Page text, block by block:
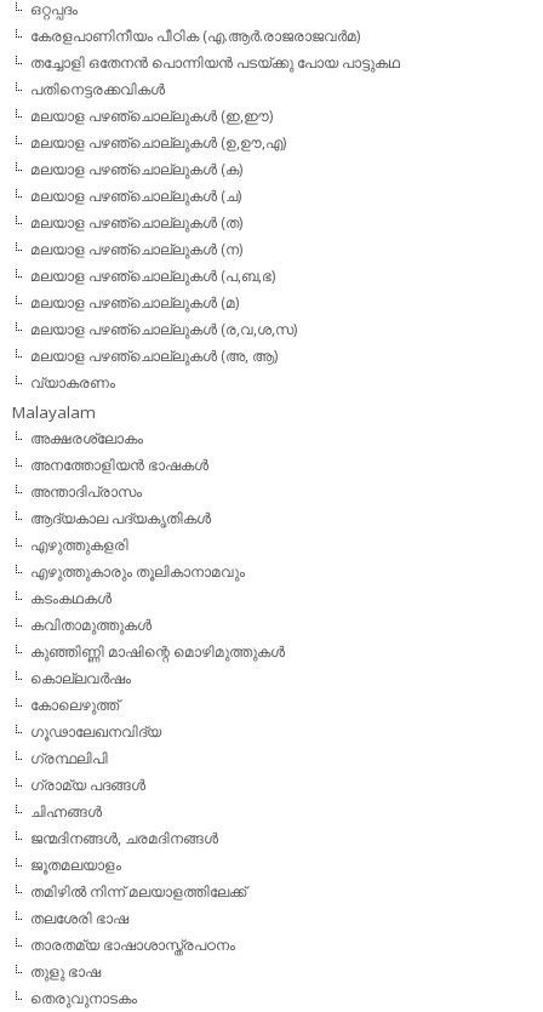
ഒറ്റപ്പദം
കേരളപാണിനീയം പീഠിക (എ.ആര്‍.രാജരാജവര്‍മ)
തച്ചോളി ഒതേനൻ പൊന്നിയൻ പടയ്‌ക്കു പോയ പാട്ടുകഥ
പതിനെട്ടരക്കവികള്‍
മലയാള പഴഞ്ചൊല്ലുകള്‍ (ഇ,ഈ)
മലയാള പഴഞ്ചൊല്ലുകള്‍ (ഉ,ഊ,എ)
മലയാള പഴഞ്ചൊല്ലുകള്‍ (ക)
മലയാള പഴഞ്ചൊല്ലുകള്‍ (ച)
മലയാള പഴഞ്ചൊല്ലുകള്‍ (ത)
മലയാള പഴഞ്ചൊല്ലുകള്‍ (ന)
മലയാള പഴഞ്ചൊല്ലുകള്‍ (പ,ബ,ഭ)
മലയാള പഴഞ്ചൊല്ലുകള്‍ (മ)
മലയാള പഴഞ്ചൊല്ലുകള്‍ (ര,വ,ശ,സ)
മലയാള പഴഞ്ചൊല്ലുകൾ (അ, ആ)
വ്യാകരണം
Malayalam
അക്ഷരശ്ലോകം
അനത്തോളിയന്‍ ഭാഷകള്‍
അന്താദിപ്രാസം
ആദ്യകാല പദ്യകൃതികള്‍
എഴുത്തുകളരി
എഴുത്തുകാരും തൂലികാനാമവും
കടംകഥകള്‍
കവിതാമുത്തുകള്‍
കുഞ്ഞിണ്ണി മാഷിന്റെ മൊഴിമുത്തുകള്‍
കൊല്ലവര്‍ഷം
കോലെഴുത്ത്
ഗൂഢാലേഖനവിദ്യ
ഗ്രന്ഥലിപി
ഗ്രാമ്യ പദങ്ങള്‍
ചിഹ്നങ്ങള്‍
ജന്മദിനങ്ങള്‍, ചരമദിനങ്ങള്‍
ജൂതമലയാളം
തമിഴില്‍ നിന്ന് മലയാളത്തിലേക്ക്
തലശേരി ഭാഷ
താരതമ്യ ഭാഷാശാസ്ത്രപഠനം
തുളു ഭാഷ
തെരുവുനാടകം